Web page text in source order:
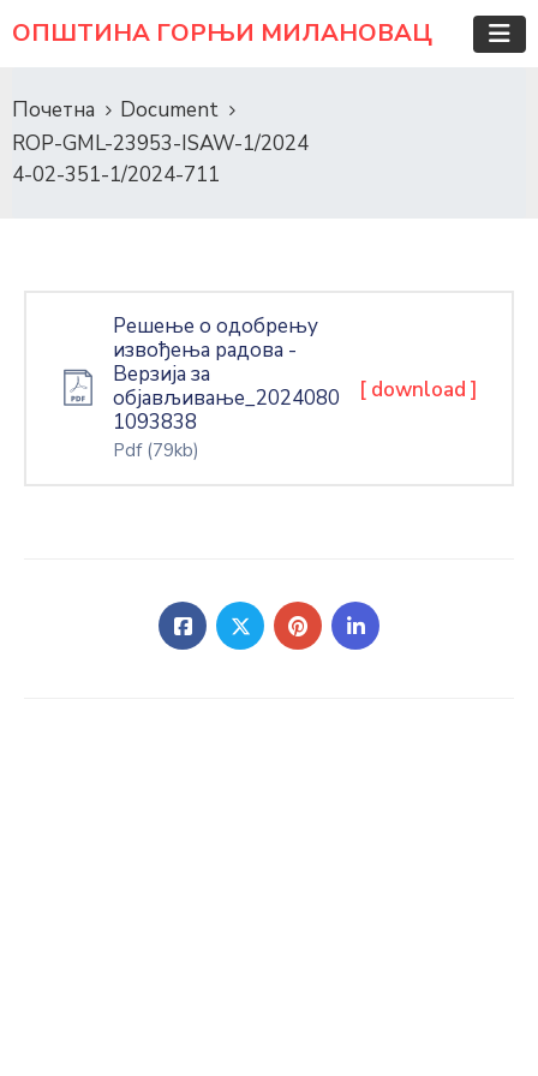
ОПШТИНА ГОРЊИ МИЛАНОВАЦ
Почетна
Document
ROP-GML-23953-ISAW-1/2024
4-02-351-1/2024-711
Решење о одобрењу
извођења радова -
Верзија за
објављивање_2024080
1093838
Pdf (79kb)
[ download ]